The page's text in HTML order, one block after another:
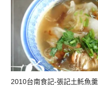
2010台南食記-張記土魠魚羹